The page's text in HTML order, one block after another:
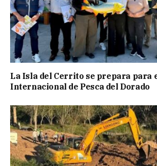
La Isla del Cerrito se prepara para
Internacional de Pesca del Dorado